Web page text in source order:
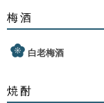
梅酒
白老梅酒
焼酎